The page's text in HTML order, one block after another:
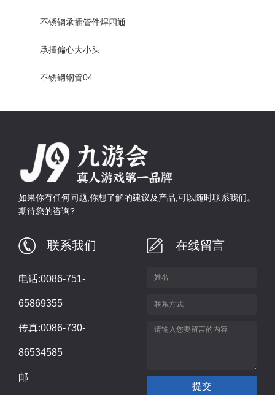
不锈钢承插管件焊四通
承插偏心大小头
不锈钢钢管04
如果你有任何问题,你想了解的建议及产品,可以随时联系我们。
期待您的咨询?
联系我们
电话:0086-751-
65869355
传真:0086-730-
86534585
邮
在线留言